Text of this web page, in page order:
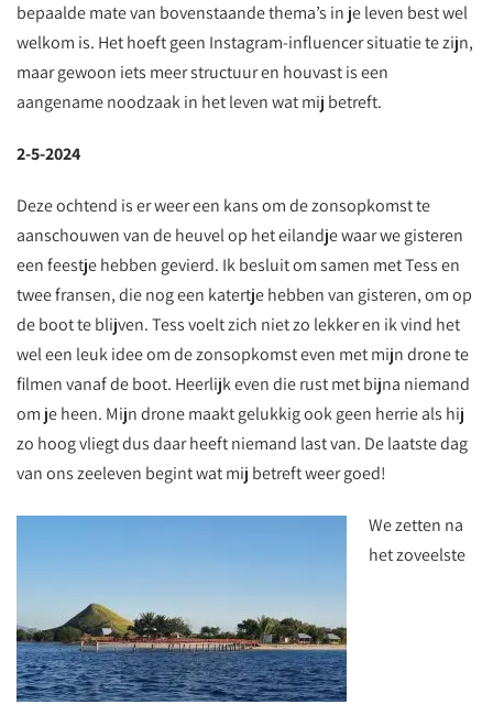
bepaalde mate van bovenstaande thema’s in je leven best wel
welkom is. Het hoeft geen Instagram-influencer situatie te zijn,
maar gewoon iets meer structuur en houvast is een
aangename noodzaak in het leven wat mij betreft.
2-5-2024
Deze ochtend is er weer een kans om de zonsopkomst te
aanschouwen van de heuvel op het eilandje waar we gisteren
een feestje hebben gevierd. Ik besluit om samen met Tess en
twee fransen, die nog een katertje hebben van gisteren, om op
de boot te blijven. Tess voelt zich niet zo lekker en ik vind het
wel een leuk idee om de zonsopkomst even met mijn drone te
filmen vanaf de boot. Heerlijk even die rust met bijna niemand
om je heen. Mijn drone maakt gelukkig ook geen herrie als hij
zo hoog vliegt dus daar heeft niemand last van. De laatste dag
van ons zeeleven begint wat mij betreft weer goed!
We zetten na
het zoveelste